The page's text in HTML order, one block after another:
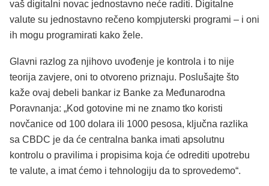
vaš digitalni novac jednostavno neće raditi. Digitalne
valute su jednostavno rečeno kompjuterski programi – i oni
ih mogu programirati kako žele.
Glavni razlog za njihovo uvođenje je kontrola i to nije
teorija zavjere, oni to otvoreno priznaju. Poslušajte što
kaže ovaj debeli bankar iz Banke za Međunarodna
Poravnanja: „Kod gotovine mi ne znamo tko koristi
novčanice od 100 dolara ili 1000 pesosa, ključna razlika
sa CBDC je da će centralna banka imati apsolutnu
kontrolu o pravilima i propisima koja će odrediti upotrebu
te valute, a imat ćemo i tehnologiju da to sprovedemo“.